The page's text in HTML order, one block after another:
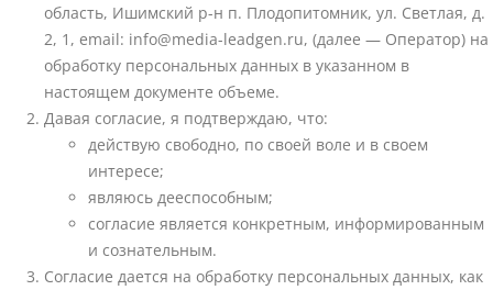
область, Ишимский р-н п. Плодопитомник, ул. Светлая, д.
2, 1, email: info@media-leadgen.ru, (далее — Оператор) на
обработку персональных данных в указанном в
настоящем документе объеме.
Давая согласие, я подтверждаю, что:
действую свободно, по своей воле и в своем
интересе;
являюсь дееспособным;
согласие является конкретным, информированным
и сознательным.
Согласие дается на обработку персональных данных, как